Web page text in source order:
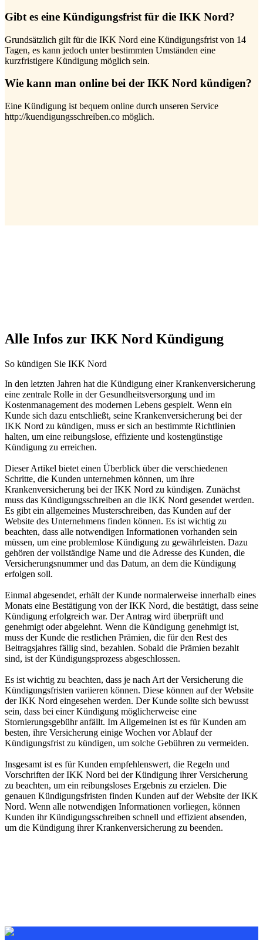
Gibt es eine Kündigungsfrist für die IKK Nord?
Grundsätzlich gilt für die IKK Nord eine Kündigungsfrist von 14
Tagen, es kann jedoch unter bestimmten Umständen eine
kurzfristigere Kündigung möglich sein.
Wie kann man online bei der IKK Nord kündigen?
Eine Kündigung ist bequem online durch unseren Service
http://kuendigungsschreiben.co möglich.
Alle Infos zur IKK Nord Kündigung
So kündigen Sie IKK Nord
In den letzten Jahren hat die Kündigung einer Krankenversicherung
eine zentrale Rolle in der Gesundheitsversorgung und im
Kostenmanagement des modernen Lebens gespielt. Wenn ein
Kunde sich dazu entschließt, seine Krankenversicherung bei der
IKK Nord zu kündigen, muss er sich an bestimmte Richtlinien
halten, um eine reibungslose, effiziente und kostengünstige
Kündigung zu erreichen.
Dieser Artikel bietet einen Überblick über die verschiedenen
Schritte, die Kunden unternehmen können, um ihre
Krankenversicherung bei der IKK Nord zu kündigen. Zunächst
muss das Kündigungsschreiben an die IKK Nord gesendet werden.
Es gibt ein allgemeines Musterschreiben, das Kunden auf der
Website des Unternehmens finden können. Es ist wichtig zu
beachten, dass alle notwendigen Informationen vorhanden sein
müssen, um eine problemlose Kündigung zu gewährleisten. Dazu
gehören der vollständige Name und die Adresse des Kunden, die
Versicherungsnummer und das Datum, an dem die Kündigung
erfolgen soll.
Einmal abgesendet, erhält der Kunde normalerweise innerhalb eines
Monats eine Bestätigung von der IKK Nord, die bestätigt, dass seine
Kündigung erfolgreich war. Der Antrag wird überprüft und
genehmigt oder abgelehnt. Wenn die Kündigung genehmigt ist,
muss der Kunde die restlichen Prämien, die für den Rest des
Beitragsjahres fällig sind, bezahlen. Sobald die Prämien bezahlt
sind, ist der Kündigungsprozess abgeschlossen.
Es ist wichtig zu beachten, dass je nach Art der Versicherung die
Kündigungsfristen variieren können. Diese können auf der Website
der IKK Nord eingesehen werden. Der Kunde sollte sich bewusst
sein, dass bei einer Kündigung möglicherweise eine
Stornierungsgebühr anfällt. Im Allgemeinen ist es für Kunden am
besten, ihre Versicherung einige Wochen vor Ablauf der
Kündigungsfrist zu kündigen, um solche Gebühren zu vermeiden.
Insgesamt ist es für Kunden empfehlenswert, die Regeln und
Vorschriften der IKK Nord bei der Kündigung ihrer Versicherung
zu beachten, um ein reibungsloses Ergebnis zu erzielen. Die
genauen Kündigungsfristen finden Kunden auf der Website der IKK
Nord. Wenn alle notwendigen Informationen vorliegen, können
Kunden ihr Kündigungsschreiben schnell und effizient absenden,
um die Kündigung ihrer Krankenversicherung zu beenden.